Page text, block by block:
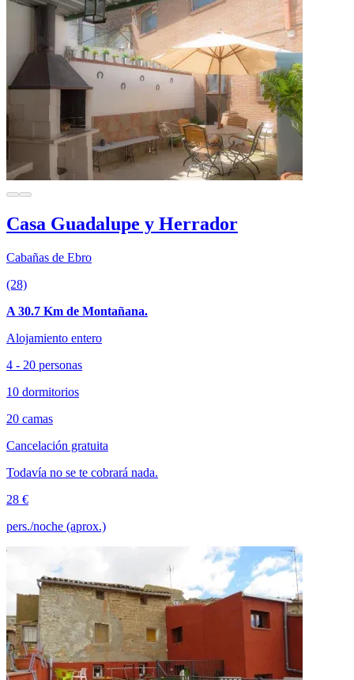
Casa Guadalupe y Herrador
Cabañas de Ebro
(28)
A 30.7 Km de Montañana.
Alojamiento entero
4 - 20 personas
10 dormitorios
20 camas
Cancelación gratuita
Todavía no se te cobrará nada.
28 €
pers./noche (aprox.)